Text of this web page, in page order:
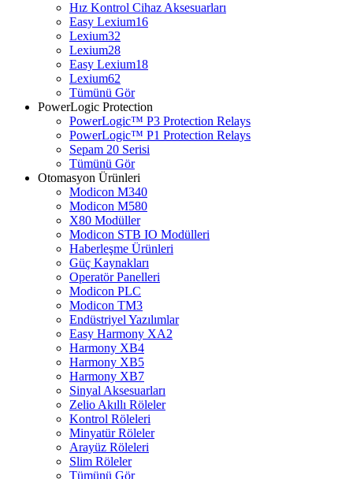
Hız Kontrol Cihaz Aksesuarları
Easy Lexium16
Lexium32
Lexium28
Easy Lexium18
Lexium62
Tümünü Gör
PowerLogic Protection
PowerLogic™ P3 Protection Relays
PowerLogic™ P1 Protection Relays​
Sepam 20 Serisi
Tümünü Gör
Otomasyon Ürünleri
Modicon M340
Modicon M580
X80 Modüller
Modicon STB IO Modülleri
Haberleşme Ürünleri
Güç Kaynakları
Operatör Panelleri
Modicon PLC
Modicon TM3
Endüstriyel Yazılımlar
Easy Harmony XA2
Harmony XB4
Harmony XB5
Harmony XB7
Sinyal Aksesuarları
Zelio Akıllı Röleler
Kontrol Röleleri
Minyatür Röleler
Arayüz Röleleri
Slim Röleler
Tümünü Gör